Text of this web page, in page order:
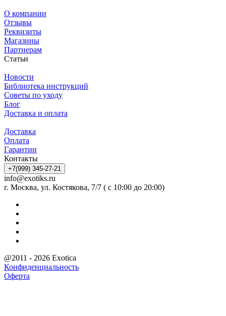
О компании
Отзывы
Реквизиты
Магазины
Партнерам
Статьи
Новости
Библиотека инструкций
Советы по уходу
Блог
Доставка и оплата
Доставка
Оплата
Гарантии
Контакты
+7(999) 345-27-21
info@exotiks.ru
г. Москва, ул. Костякова, 7/7 ( с 10:00 до 20:00)
@2011 - 2026 Exotica
Конфиденциальность
Оферта